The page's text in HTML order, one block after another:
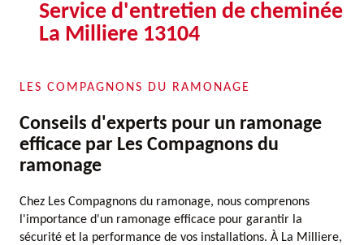
Service d'entretien de cheminée
La Milliere 13104
LES COMPAGNONS DU RAMONAGE
Conseils d'experts pour un ramonage
efficace par Les Compagnons du
ramonage
Chez Les Compagnons du ramonage, nous comprenons
l'importance d'un ramonage efficace pour garantir la
sécurité et la performance de vos installations. À La Milliere,